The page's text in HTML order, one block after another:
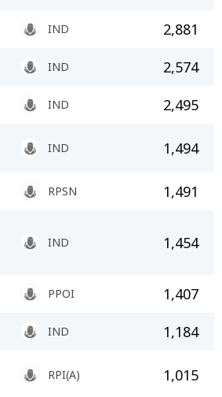
IND 2,881
IND 2,574
IND 2,495
IND 1,494
RPSN 1,491
IND 1,454
PPOI 1,407
IND 1,184
RPI(A) 1,015